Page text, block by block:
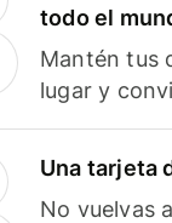
todo el
Mantén tus
lugar y
Una tarjeta
No vuelvas